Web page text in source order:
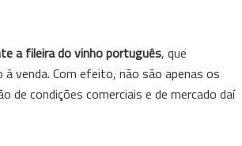
a fileira do vinho português, que
venda. Com efeito, não são apenas os
de condições comerciais e de mercado daí